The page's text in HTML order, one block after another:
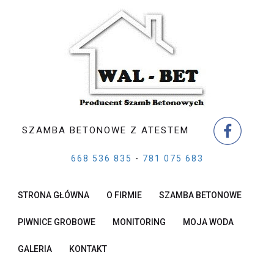
SZAMBA BETONOWE Z ATESTEM
668 536 835 - 781 075 683
STRONA GŁÓWNA O FIRMIE SZAMBA BETONOWE
PIWNICE GROBOWE MONITORING MOJA WODA
GALERIA KONTAKT